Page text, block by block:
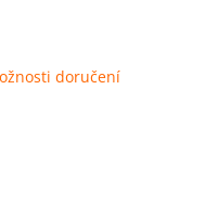
doručení